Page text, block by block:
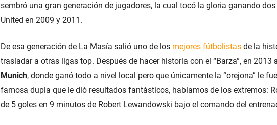
sembró una gran generación de jugadores, la cual tocó la gloria ganando
United en 2009 y 2011.
De esa generación de La Masía salió uno de los mejores fútbolistas de la
trasladar a otras ligas top. Después de hacer historia con el “Barza”, en 2013
Munich, donde ganó todo a nivel local pero que únicamente la “orejona” le
famosa dupla que le dió resultados fantásticos, hablamos de los extremos:
de 5 goles en 9 minutos de Robert Lewandowski bajo el comando del